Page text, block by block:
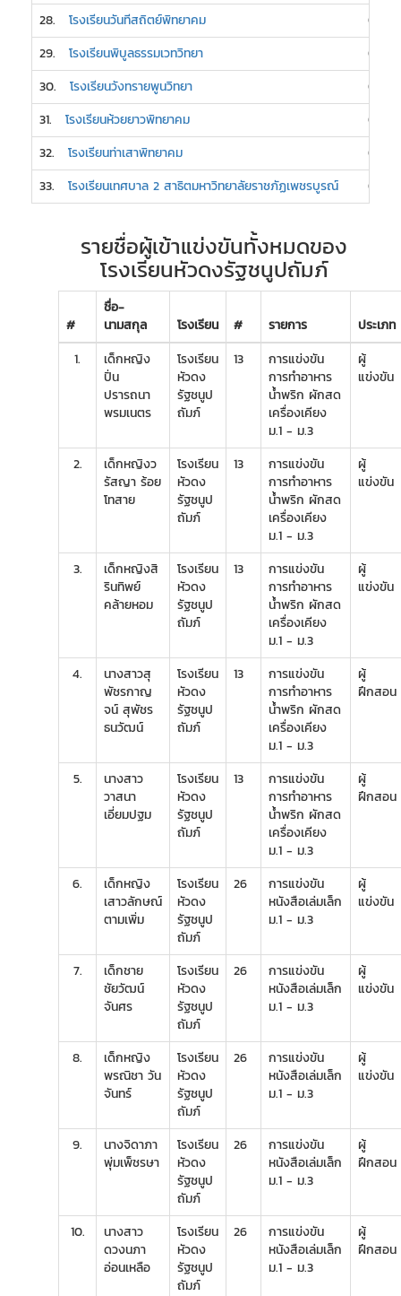
28. โรงเรียนวันทีสถิตย์พิทยาคม
0
29. โรงเรียนพิบูลธรรมเวทวิทยา
0
30. โรงเรียนวังทรายพูนวิทยา
0
31. โรงเรียนห้วยยาวพิทยาคม
0
32. โรงเรียนท่าเสาพิทยาคม
0
33. โรงเรียนเทศบาล 2 สาธิตมหาวิทยาลัยราชภัฏเพชรบูรณ์ 0
รายชื่อผู้เข้าแข่งขันทั้งหมดของ
โรงเรียนหัวดงรัฐชนูปถัมภ์
#
ชื่อ-
นามสกุล
โรงเรียน # รายการ
ประเภท
1.
เด็กหญิง
ปิ่น
ปรารถนา
พรมเนตร
โรงเรียน
หัวดง
รัฐชนูป
ถัมภ์
13
การแข่งขัน
การทำอาหาร
น้ำพริก ผักสด
เครื่องเคียง
ม.1 - ม.3
ผู้
แข่งขัน
2.
เด็กหญิงว
รัสญา ร้อย
โทสาย
โรงเรียน
หัวดง
รัฐชนูป
ถัมภ์
13
การแข่งขัน
การทำอาหาร
น้ำพริก ผักสด
เครื่องเคียง
ม.1 - ม.3
ผู้
แข่งขัน
3.
เด็กหญิงสิ
รินทิพย์
คล้ายหอม
โรงเรียน
หัวดง
รัฐชนูป
ถัมภ์
13
การแข่งขัน
การทำอาหาร
น้ำพริก ผักสด
เครื่องเคียง
ม.1 - ม.3
ผู้
แข่งขัน
4.
นางสาวสุ
พัชรกาญ
จน์ สุพัชร
ธนวัฒน์
โรงเรียน
หัวดง
รัฐชนูป
ถัมภ์
13
การแข่งขัน
การทำอาหาร
น้ำพริก ผักสด
เครื่องเคียง
ม.1 - ม.3
ผู้
ฝึกสอน
5.
นางสาว
วาสนา
เอี่ยมปฐม
โรงเรียน
หัวดง
รัฐชนูป
ถัมภ์
13
การแข่งขัน
การทำอาหาร
น้ำพริก ผักสด
เครื่องเคียง
ม.1 - ม.3
ผู้
ฝึกสอน
6.
เด็กหญิง
เสาวลักษณ์
ตามเพิ่ม
โรงเรียน
หัวดง
รัฐชนูป
ถัมภ์
26
การแข่งขัน
หนังสือเล่มเล็ก
ม.1 - ม.3
ผู้
แข่งขัน
7.
เด็กชาย
ชัยวัฒน์
จันศร
โรงเรียน
หัวดง
รัฐชนูป
ถัมภ์
26
การแข่งขัน
หนังสือเล่มเล็ก
ม.1 - ม.3
ผู้
แข่งขัน
8.
เด็กหญิง
พรณิชา วัน
จันทร์
โรงเรียน
หัวดง
รัฐชนูป
ถัมภ์
26
การแข่งขัน
หนังสือเล่มเล็ก
ม.1 - ม.3
ผู้
แข่งขัน
9.
นางจิดาภา
พุ่มเพ็ชรษา
โรงเรียน
หัวดง
รัฐชนูป
ถัมภ์
26
การแข่งขัน
หนังสือเล่มเล็ก
ม.1 - ม.3
ผู้
ฝึกสอน
10.
นางสาว
ดวงนภา
อ่อนเหลือ
โรงเรียน
หัวดง
รัฐชนูป
ถัมภ์
26
การแข่งขัน
หนังสือเล่มเล็ก
ม.1 - ม.3
ผู้
ฝึกสอน